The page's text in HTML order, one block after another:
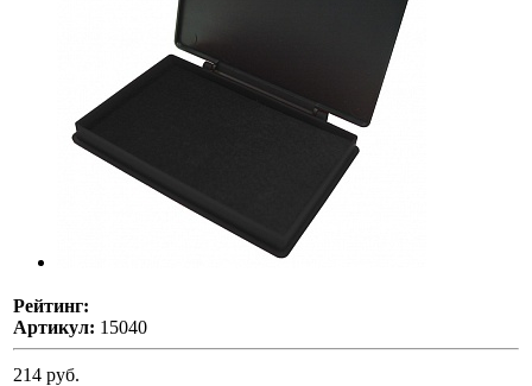
Рейтинг:
Артикул: 15040
214 руб.